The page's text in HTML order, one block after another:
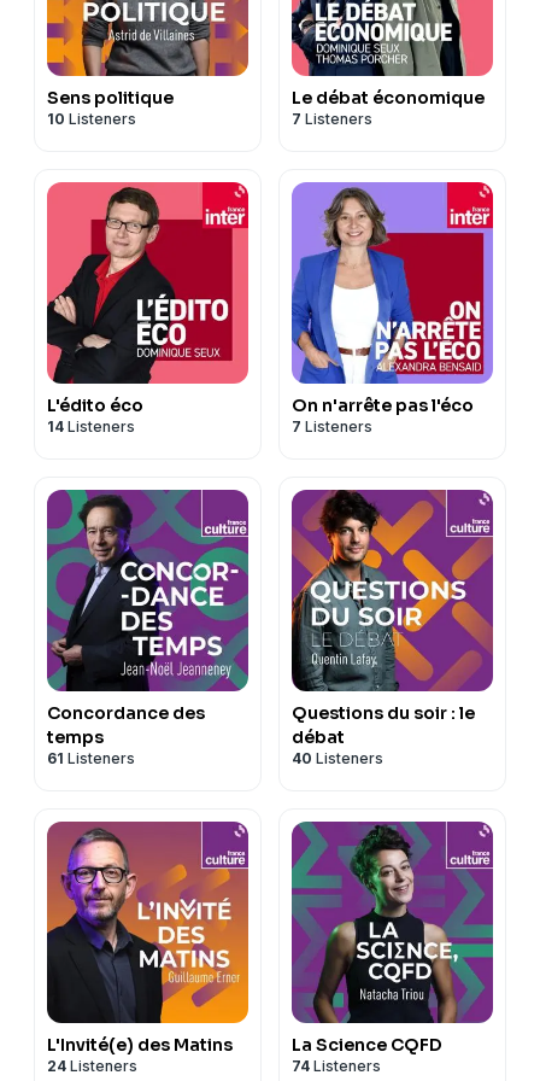
Sens politique
10 Listeners
Le débat économique
7 Listeners
L'édito éco
14 Listeners
On n'arrête pas l'éco
7 Listeners
Concordance des
temps
61 Listeners
Questions du soir : le
débat
40 Listeners
L'Invité(e) des Matins
24 Listeners
La Science CQFD
74 Listeners